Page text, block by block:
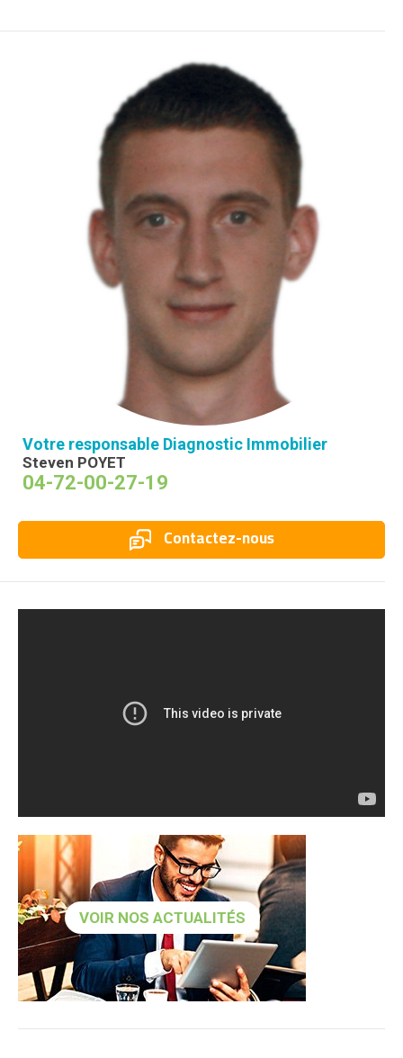
Votre responsable Diagnostic Immobilier
Steven POYET
04-72-00-27-19
Contactez-nous
VOIR NOS ACTUALITÉS